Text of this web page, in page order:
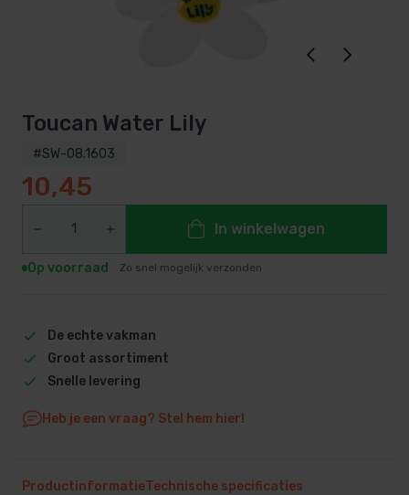
Toucan Water Lily
#SW-08.1603
10,45
In winkelwagen
Op voorraad Zo snel mogelijk verzonden
De echte vakman
Groot assortiment
Snelle levering
Heb je een vraag? Stel hem hier!
ProductinformatieTechnische specificaties